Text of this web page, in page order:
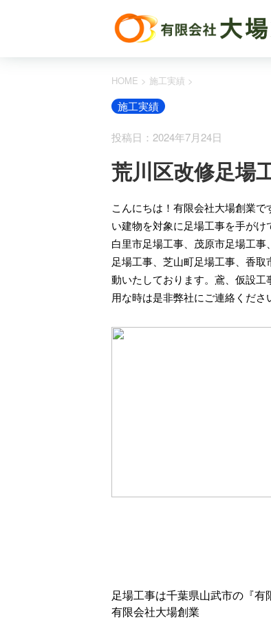
HOME > 施工実績 >
施工実績
投稿日：2024年7月24日
荒川区改修足場
こんにちは！有限会社大場創業
い建物を対象に足場工事を手が
白里市足場工事、茂原市足場工
足場工事、芝山町足場工事、香
動いたしております。鳶、仮設
用な時は是非弊社にご連絡くださ
足場工事は千葉県山武市の『有
有限会社大場創業